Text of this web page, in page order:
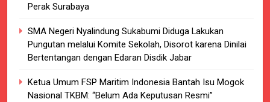
Perak Surabaya
SMA Negeri Nyalindung Sukabumi Diduga Lakukan
Pungutan melalui Komite Sekolah, Disorot karena Dinilai
Bertentangan dengan Edaran Disdik Jabar
Ketua Umum FSP Maritim Indonesia Bantah Isu Mogok
Nasional TKBM: “Belum Ada Keputusan Resmi”